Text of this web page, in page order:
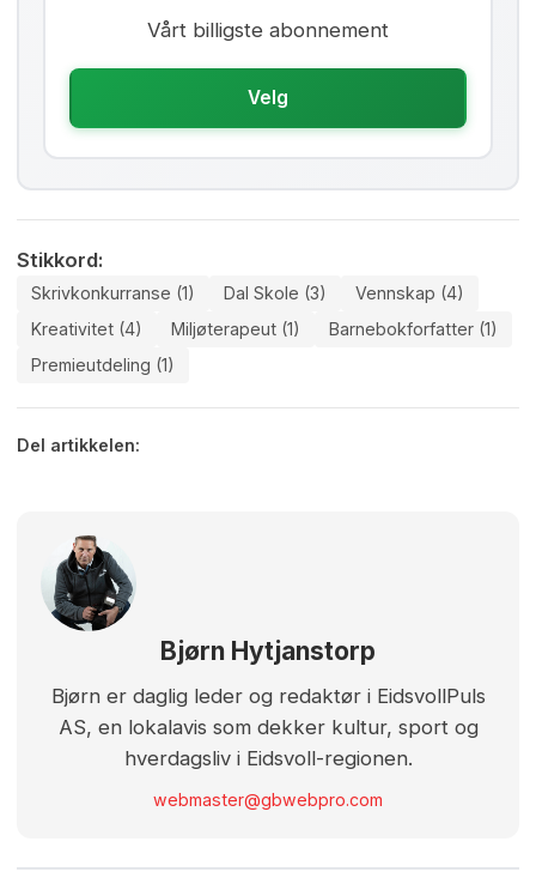
Vårt billigste abonnement
Velg
Stikkord:
Skrivkonkurranse (1) Dal Skole (3)
Vennskap (4)
Kreativitet (4)
Miljøterapeut (1)
Barnebokforfatter (1)
Premieutdeling (1)
Del artikkelen:
Bjørn Hytjanstorp
Bjørn er daglig leder og redaktør i EidsvollPuls
AS, en lokalavis som dekker kultur, sport og
hverdagsliv i Eidsvoll-regionen.
webmaster@gbwebpro.com